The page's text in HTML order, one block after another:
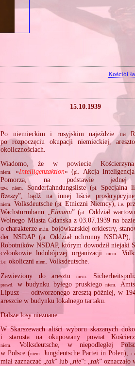
Kościół
15.10.1939
Po niemieckim i rosyjskim najeździe na
po rozpoczęciu okupacji niemieckiej,
okolicznościach.
Wiadomo, że w powiecie
niem. «Intelligenzaktion» (pl.
Akcja
Pomorza, na podstawie
tzw. niem. Sonderfahndungsliste (pl.
Specjalna
Rzeszy”, bądź na innej liście
niem. Volksdeutsche (pl. Etniczni Niemcy),i.e.
Wachsturmbann „ Eimann” (pl.
Oddział
Wolnego Miasta Gdańska z 03.07.1939 na
o charakterzem.in.
bojówkarskiej orkiestry,
der NSDAP (pl. Oddział ochronny NSDAP),
Robotników NSDAP, którym dowodził niejaki
członkowie ludobójczej organizacjiniem.
i.e. okoliczniniem. Volksdeutsche.
Zawieziony do aresztu niem.
prawd. w budynku byłego pruskiegoniem.
Lipusz — odtworzonego zresztą później, w
areszcie w budynku lokalnego tartaku.
Dalsze losy nieznane.
W Skarszewach aliści wyboru skazanych
i starosta na okupowany powiat
niem.
Volksdeutsche, w niepodległej
w Polsce (niem. Jungdeutsche Partei in Polen),
miał zaznaczać „tak” lub „nie”: „tak”